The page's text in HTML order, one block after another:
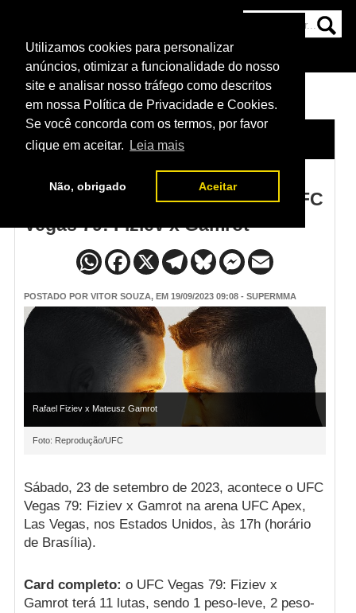
Utilizamos cookies para personalizar
anúncios, otimizar a funcionalidade do nosso
site e analisar nosso tráfego como descritos
em nossa Política de Privacidade e Cookies.
Se você concorda com os termos, por favor
clique em aceitar.
Leia mais
Não, obrigado Aceitar
NOTÍCIAS
HOME NOTÍCIAS
Card principal e preliminar do UFC
Vegas 79: Fiziev x Gamrot
POSTADO POR VITOR SOUZA, EM 19/09/2023 09:08 - SUPERMMA
Rafael Fiziev x Mateusz Gamrot
Foto: Reprodução/UFC
Sábado, 23 de setembro de 2023, acontece o UFC
Vegas 79: Fiziev x Gamrot na arena UFC Apex,
Las Vegas, nos Estados Unidos, às 17h (horário
de Brasília).
Card completo: o UFC Vegas 79: Fiziev x
Gamrot terá 11 lutas, sendo 1 peso-leve, 2 peso-